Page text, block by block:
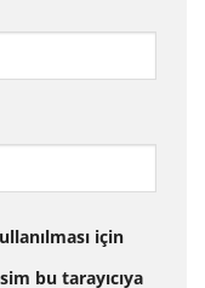
için
bu tarayıcıya